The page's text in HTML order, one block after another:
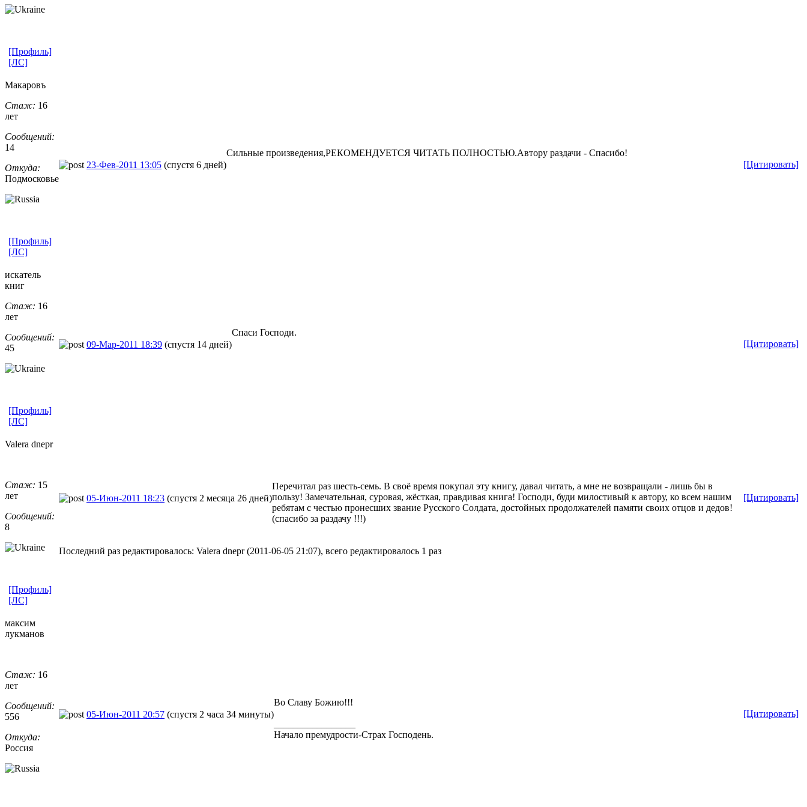
[Профиль]
[ЛС]
Макаровъ
Стаж: 16
лет
Сообщений:
14
Откуда:
Подмосковье
23-Фев-2011 13:05 (спустя 6 дней) [Цитировать]
Сильные произведения,РЕКОМЕНДУЕТСЯ ЧИТАТЬ ПОЛНОСТЬЮ.Автору раздачи - Спасибо!
[Профиль]
[ЛС]
искатель
книг
Стаж: 16
лет
Сообщений:
45
09-Мар-2011 18:39 (спустя 14 дней) [Цитировать]
Спаси Господи.
[Профиль]
[ЛС]
Valera dnepr
Стаж: 15
лет
Сообщений:
8
05-Июн-2011 18:23 (спустя 2 месяца 26 дней) [Цитировать]
Перечитал раз шесть-семь. В своё время покупал эту книгу, давал читать, а мне не возвращали - лишь бы в
пользу! Замечательная, суровая, жёсткая, правдивая книга! Господи, буди милостивый к автору, ко всем нашим
ребятам с честью пронесших звание Русского Солдата, достойных продолжателей памяти своих отцов и дедов!
(спасибо за раздачу !!!)
Последний раз редактировалось: Valera dnepr (2011-06-05 21:07), всего редактировалось 1 раз
[Профиль]
[ЛС]
максим
лукманов
Стаж: 16
лет
Сообщений:
556
Откуда:
Россия
05-Июн-2011 20:57 (спустя 2 часа 34 минуты) [Цитировать]
Во Славу Божию!!!
Начало премудрости-Страх Господень.